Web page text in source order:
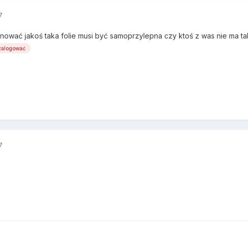
jakoś taka folie musi być samoprzylepna czy ktoś z was nie ma